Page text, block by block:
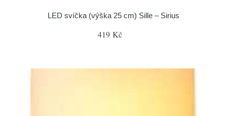
LED svíčka (výška 25 cm) Sille – Sirius
419 Kč